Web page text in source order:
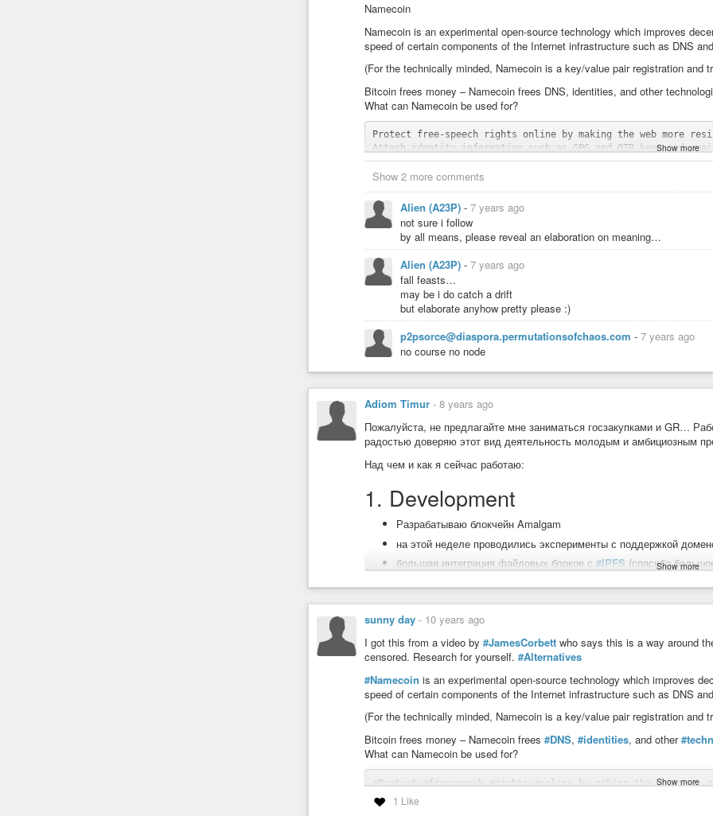
Namecoin
Namecoin is an experimental open-source technology which improves
speed of certain components of the Internet infrastructure such as DNS
(For the technically minded, Namecoin is a key/value pair registration and
Bitcoin frees money – Namecoin frees DNS, identities, and other
What can Namecoin be used for?
Protect free-speech rights online by making the web more
Attach identity information such as GPG and OTR keys and
Human-meaningful Tor .onion domains.
Decentralized TLS (HTTPS) certificate validation, backed by
What does Namecoin do under the hood?
Securely record and transfer arbitrary names (keys).
Attach a value (data) to the names (up to 520 bytes).
Transact the digital currency namecoins (NMC).
Like bitcoins, Namecoin names are difficult to censor or
Namecoin was the first fork of Bitcoin and still is one of the most
decentralized DNS. Namecoin was also the first solution to Zooko’s
that is simultaneously secure, decentralized, and human-meaningful.
Show more
Show 2 more comments
Alien (A23P) - 7 years ago
not sure i follow
by all means, please reveal an elaboration on meaning…
Alien (A23P) - 7 years ago
fall feasts…
may be i do catch a drift
but elaborate anyhow pretty please :)
p2psorce@diaspora.permutationsofchaos.com - 7 years ago
no course no node
Adiom Timur - 8 years ago
Пожалуйста, не предлагайте мне заниматься госзакупками и GR…
радостью доверяю этот вид деятельность молодым и амбициозным
Над чем и как я сейчас работаю:
1. Development
Разрабатываю блокчейн Amalgam
на этой неделе проводились эксперименты с поддержкой
большая интеграция файловых блоков с #IPFS (спасибо
клиентским приложений сторонним компаниям)
разрабатывается блок-explorer и оптимизируется индексация
повторю, что Amalgam это не меш-сеть, а такой себе блокчейн
(https://ru.wikipedia.org/wiki/Малая_группа) и одноименная
самых малых групп. Возможность включения в проект mash-
сейчас акцент идёт на 💻 backend программирование и машинное
Что такое machine-to-machine?https://www.youtube.com/
2. Consulting
Вместе с Питерскими партнёрами мы открыли
Show more
sunny day - 10 years ago
I got this from a video by #JamesCorbett who says this is a way around
censored. Research for yourself. #Alternatives
#Namecoin is an experimental open-source technology which improves
speed of certain components of the Internet infrastructure such as DNS
(For the technically minded, Namecoin is a key/value pair registration and
Bitcoin frees money – Namecoin frees #DNS, #identities, and other
What can Namecoin be used for?
#Protect #freespeech #rights #online by making the web more
Attach identity information such as GPG and OTR keys and
Human-meaningful Tor .onion domains.
Show more
1 Like